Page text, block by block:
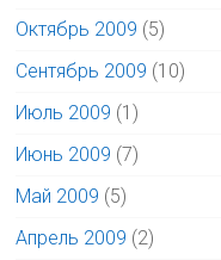
Октябрь 2009 (5)
Сентябрь 2009 (10)
Июль 2009 (1)
Июнь 2009 (7)
Май 2009 (5)
Апрель 2009 (2)